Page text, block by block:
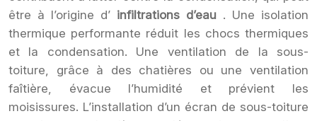
être à l’origine d’ infiltrations d’eau . Une isolation
thermique performante réduit les chocs thermiques
et la condensation. Une ventilation de la sous-
toiture, grâce à des chatières ou une ventilation
faîtière, évacue l’humidité et prévient les
moisissures. L’installation d’un écran de sous-toiture